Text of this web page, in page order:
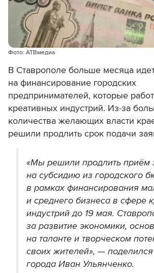
Фото: АТВмедиа
В Ставрополе больше месяца
на финансирование городских
предпринимателей, которые
креативных индустрий. Из-за
количества желающих власти
решили продлить срок подачи
«Мы решили продлить приём
на субсидию из городского
в рамках финансирования
и среднего бизнеса в сфере
индустрий до 19 мая.
за развитие экономики,
на таланте и творческом
своих жителей», —
города Иван Ульянченко.